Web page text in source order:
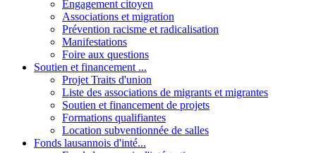
Engagement citoyen
Associations et migration
Prévention racisme et radicalisation
Manifestations
Foire aux questions
Soutien et financement ...
Projet Traits d'union
Liste des associations de migrants et migrantes
Soutien et financement de projets
Formations qualifiantes
Location subventionnée de salles
Fonds lausannois d'inté...